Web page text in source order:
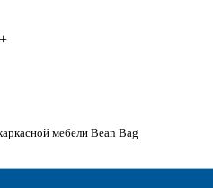
+
мебели Bean Bag